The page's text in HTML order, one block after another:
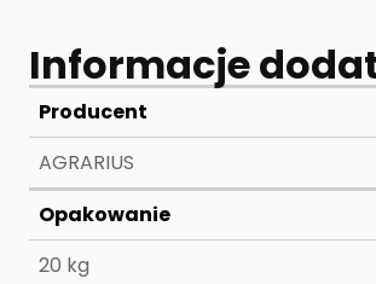
Informacje
Producent
AGRARIUS
Opakowanie
20 kg